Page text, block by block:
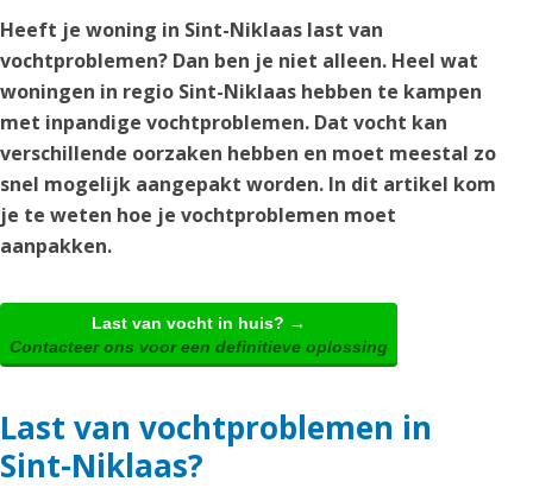
Heeft je woning in Sint-Niklaas last van
vochtproblemen? Dan ben je niet alleen. Heel wat
woningen in regio Sint-Niklaas hebben te kampen
met inpandige vochtproblemen. Dat vocht kan
verschillende oorzaken hebben en moet meestal zo
snel mogelijk aangepakt worden. In dit artikel kom
je te weten hoe je vochtproblemen moet
aanpakken.
Last van vocht in huis? →
Contacteer ons voor een definitieve oplossing
Last van vochtproblemen in
Sint-Niklaas?